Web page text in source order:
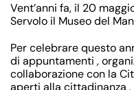
Vent’anni fa, il 20
Servolo il Museo del
Per celebrare questo
di appuntamenti ,
collaborazione con la
aperti alla cittadinanza